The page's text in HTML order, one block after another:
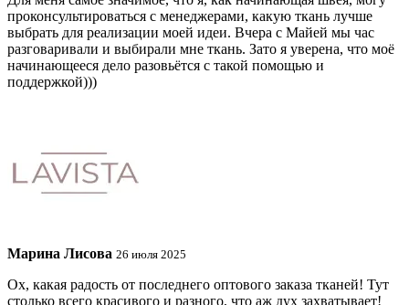
проконсультироваться с менеджерами, какую ткань лучше
выбрать для реализации моей идеи. Вчера с Майей мы час
разговаривали и выбирали мне ткань. Зато я уверена, что моё
начинающееся дело разовьётся с такой помощью и
поддержкой)))
Марина Лисова 26 июля 2025
Ох, какая радость от последнего оптового заказа тканей! Тут
столько всего красивого и разного, что аж дух захватывает!